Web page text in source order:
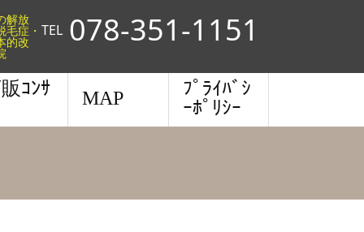
解放
毛症・
的改
TEL 078-351-1151
ｺﾝｻ MAP
ﾌﾟﾗｲﾊﾞｼ
ｰﾎﾟﾘｼｰ